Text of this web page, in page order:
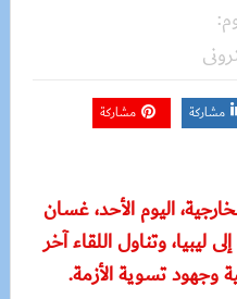
مشاركة مشاركة
اليوم الأحد، غسان
ليبيا، وتناول اللقاء آخر
وجهود تسوية الأزمة.